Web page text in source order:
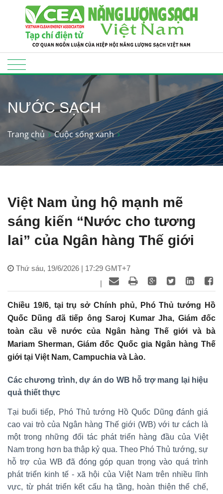
NƯỚC SẠCH
Trang chủ Cuộc sống xanh
Việt Nam ủng hộ mạnh mẽ
sáng kiến “Nước cho tương
lai” của Ngân hàng Thế giới
Thứ sáu, 19/6/2026 | 17:29 GMT+7
|
Chiều 19/6, tại trụ sở Chính phủ, Phó Thủ tướng Hồ
Quốc Dũng đã tiếp ông Saroj Kumar Jha, Giám đốc
toàn cầu về nước của Ngân hàng Thế giới và bà
Mariam Sherman, Giám đốc Quốc gia Ngân hàng Thế
giới tại Việt Nam, Campuchia và Lào.
Các chương trình, dự án do WB hỗ trợ mang lại hiệu
quả thiết thực
Tại buổi tiếp, Phó Thủ tướng Hồ Quốc Dũng đánh giá
cao vai trò của Ngân hàng Thế giới (WB) với tư cách là
một trong những đối tác phát triển hàng đầu của Việt
Nam trong hơn ba thập kỷ qua. Theo Phó Thủ tướng, sự
hỗ trợ của WB đã đóng góp quan trọng vào quá trình
phát triển kinh tế - xã hội của Việt Nam trên nhiều lĩnh
vực, từ phát triển kết cấu hạ tầng, hoàn thiện thể chế,